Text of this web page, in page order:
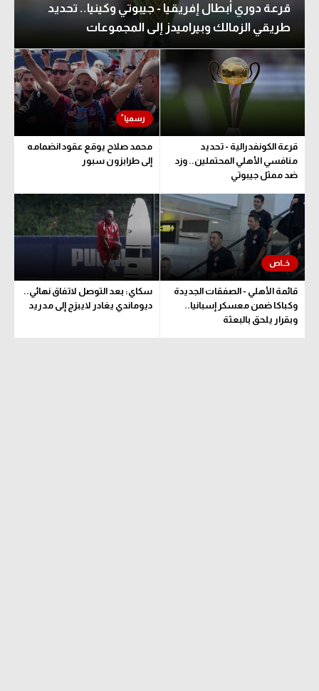
تحقيق في الجول
تحليل في الجول
حكايات في الجول
فيديو في الجول
قرعة دوري أبطال إفريقيا - جيبوتي وكينيا.. تحديد
طريقي الزمالك وبيراميدز إلى المجموعات
قرعة الكونفدرالية - تحديد
منافسي الأهلي المحتملين.. وزد
ضد ممثل جيبوتي
محمد صلاح يوقع عقود انضمامه
إلى طرابزون سبور
قائمة الأهلي - الصفقات الجديدة
وكباكا ضمن معسكر إسبانيا..
وبقرار يلحق بالبعثة
سكاي: بعد التوصل لاتفاق نهائي..
ديوماندي يغادر لايبزج إلى مدريد